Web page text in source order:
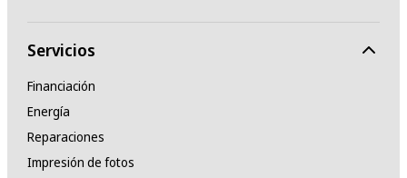
Servicios
Financiación
Energía
Reparaciones
Impresión de fotos